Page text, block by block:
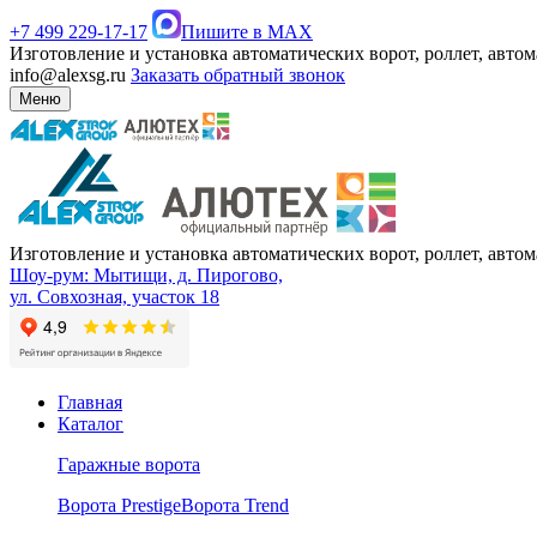
+7 499 229-17-17
Пишите в MAX
Изготовление и установка автоматических ворот, роллет,
info@alexsg.ru Заказать обратный звонок
Меню
Изготовление и установка автоматических ворот, роллет,
Шоу-рум: Мытищи, д. Пирогово,
ул. Совхозная, участок 18
Главная
Каталог
Гаражные ворота
Ворота PrestigeВорота Trend